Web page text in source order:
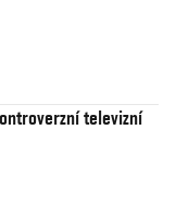
televizní